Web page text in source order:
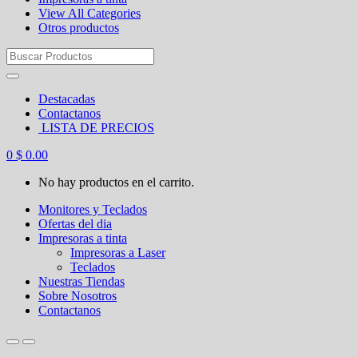
View All Categories
Otros productos
Search
for:
Destacadas
Contactanos
LISTA DE PRECIOS
0 $ 0.00
No hay productos en el carrito.
Monitores y Teclados
Ofertas del dia
Impresoras a tinta
Impresoras a Laser
Teclados
Nuestras Tiendas
Sobre Nosotros
Contactanos